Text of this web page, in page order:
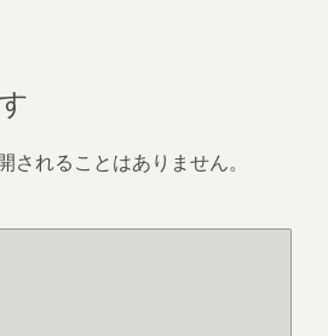
されることはありません。